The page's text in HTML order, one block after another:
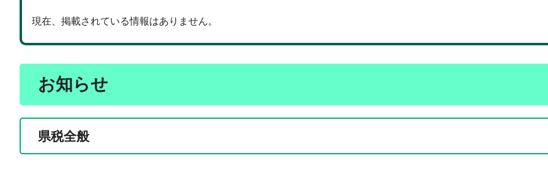
現在、掲載されている情報はありません。
お知らせ
県税全般